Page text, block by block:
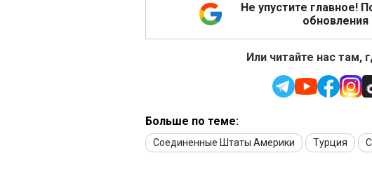
Не упустите главное!
обновления
Или читайте нас там,
Больше по теме:
Соединенные Штаты Америки Турция